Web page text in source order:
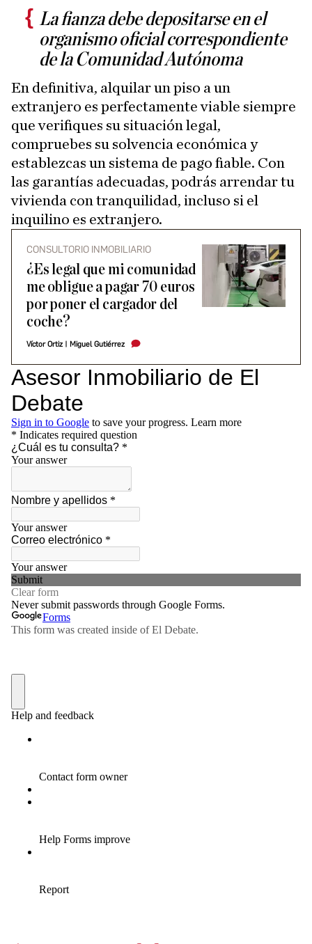
La fianza debe depositarse en el
organismo oficial correspondiente
de la Comunidad Autónoma
En definitiva, alquilar un piso a un
extranjero es perfectamente viable siempre
que verifiques su situación legal,
compruebes su solvencia económica y
establezcas un sistema de pago fiable. Con
las garantías adecuadas, podrás arrendar tu
vivienda con tranquilidad, incluso si el
inquilino es extranjero.
CONSULTORIO INMOBILIARIO
¿Es legal que mi comunidad
me obligue a pagar 70 euros
por poner el cargador del
coche?
Víctor Ortiz | Miguel Gutiérrez